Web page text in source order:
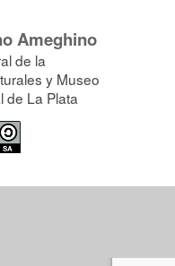
Ameghino
de la
y Museo
de La Plata